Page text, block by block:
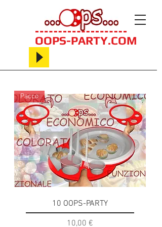
OOPS-PARTY.COM
Pacco
10 OOPS-PARTY
Prezzo
10,00 €